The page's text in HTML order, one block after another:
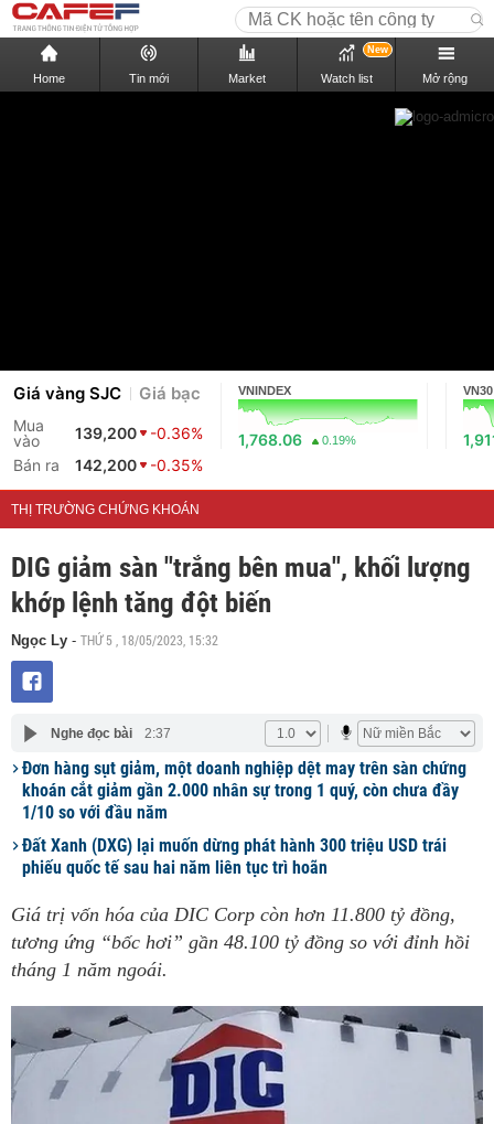
Home Tin mới Market Watch list
New
Mở rộng
Giá vàng SJC Giá bạc
Mua
vào
139,200
-0.36%
Bán ra
142,200 -0.35%
VNINDEX
1,768.06 0.19%
VN30
THỊ TRƯỜNG CHỨNG KHOÁN
DIG giảm sàn "trắng bên mua", khối lượng
khớp lệnh tăng đột biến
Ngọc Ly - THỨ 5 , 18/05/2023, 15:32
Nghe đọc bài 2:37
Đơn hàng sụt giảm, một doanh nghiệp dệt may trên sàn chứng
khoán cắt giảm gần 2.000 nhân sự trong 1 quý, còn chưa đầy
1/10 so với đầu năm
Đất Xanh (DXG) lại muốn dừng phát hành 300 triệu USD trái
phiếu quốc tế sau hai năm liên tục trì hoãn
Giá trị vốn hóa của DIC Corp còn hơn 11.800 tỷ đồng,
tương ứng “bốc hơi” gần 48.100 tỷ đồng so với đỉnh hồi
tháng 1 năm ngoái.